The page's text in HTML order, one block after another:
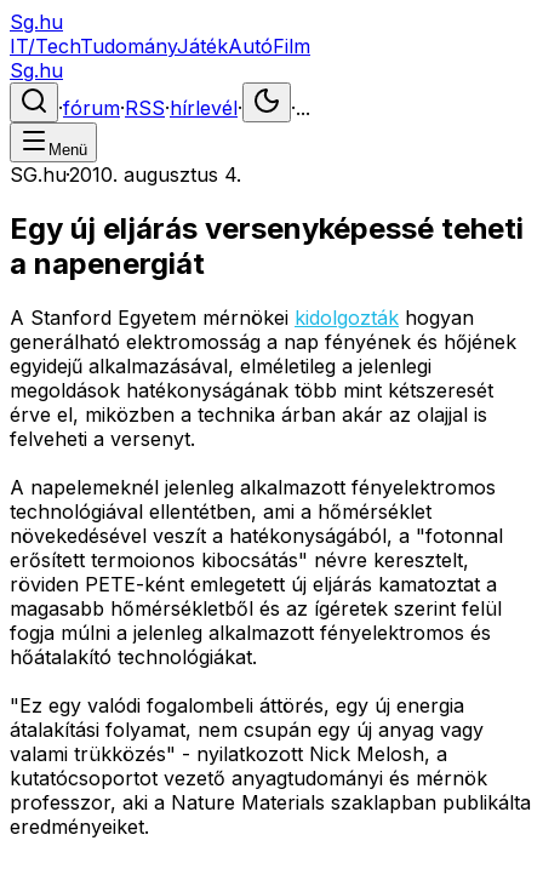
Sg.hu
IT/TechTudományJátékAutóFilm
Sg.hu
·fórum·RSS·hírlevél· ·...
Menü
SG.hu·2010. augusztus 4.
Egy új eljárás versenyképessé teheti
a napenergiát
A Stanford Egyetem mérnökei kidolgozták hogyan
generálható elektromosság a nap fényének és hőjének
egyidejű alkalmazásával, elméletileg a jelenlegi
megoldások hatékonyságának több mint kétszeresét
érve el, miközben a technika árban akár az olajjal is
felveheti a versenyt.
A napelemeknél jelenleg alkalmazott fényelektromos
technológiával ellentétben, ami a hőmérséklet
növekedésével veszít a hatékonyságából, a "fotonnal
erősített termoionos kibocsátás" névre keresztelt,
röviden PETE-ként emlegetett új eljárás kamatoztat a
magasabb hőmérsékletből és az ígéretek szerint felül
fogja múlni a jelenleg alkalmazott fényelektromos és
hőátalakító technológiákat.
"Ez egy valódi fogalombeli áttörés, egy új energia
átalakítási folyamat, nem csupán egy új anyag vagy
valami trükközés" - nyilatkozott Nick Melosh, a
kutatócsoportot vezető anyagtudományi és mérnök
professzor, aki a Nature Materials szaklapban publikálta
eredményeiket.